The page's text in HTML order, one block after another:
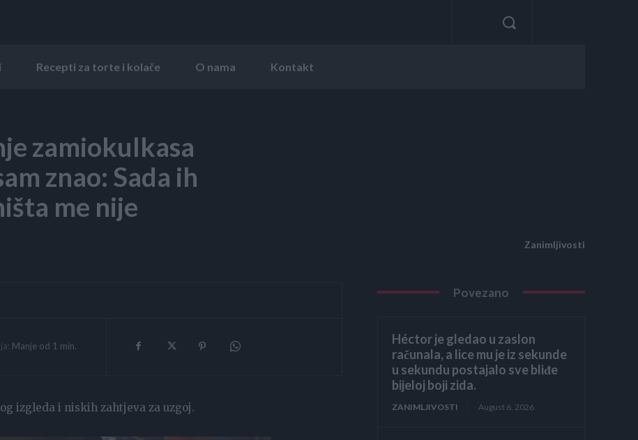
Recepti za torte i kolače O nama Kontakt
zamiokulkasa
znao: Sada ih
me nije
Zanimljivosti
Manje od 1 min.
izgleda i niskih zahtjeva za uzgoj.
Povezano
Héctor je gledao u zaslon
računala, a lice mu je iz sekunde
u sekundu postajalo sve bliđe
bijeloj boji zida.
ZANIMLJIVOSTI August 6, 2026